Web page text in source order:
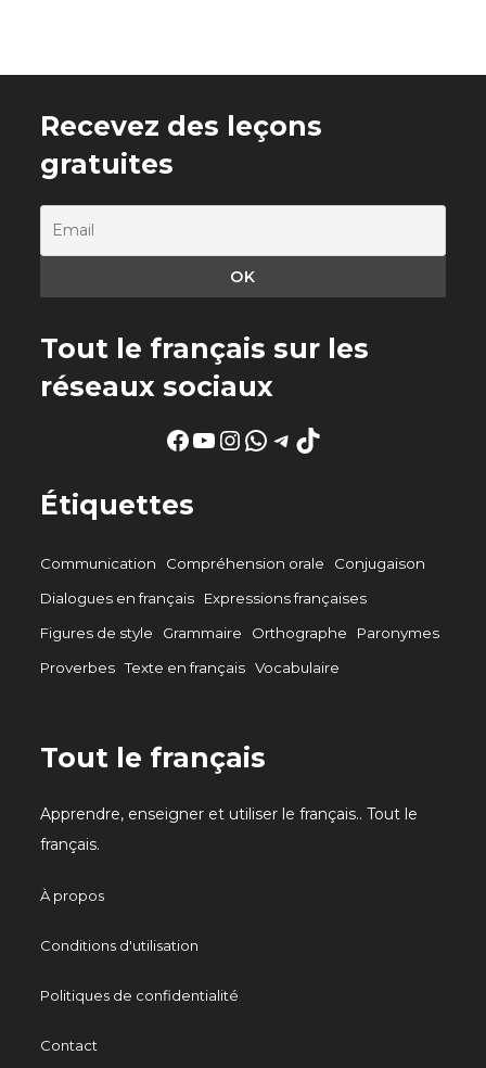
Recevez des leçons
gratuites
Tout le français sur les
réseaux sociaux
Facebook
YouTube
Instagram
WhatsApp
Telegram
TikTok
Étiquettes
Communication Compréhension orale
Conjugaison
Dialogues en français
Expressions françaises
Figures de style
Grammaire Orthographe
Paronymes
Proverbes Texte en français Vocabulaire
Tout le français
Apprendre, enseigner et utiliser le français.. Tout le
français.
À propos
Conditions d'utilisation
Politiques de confidentialité
Contact